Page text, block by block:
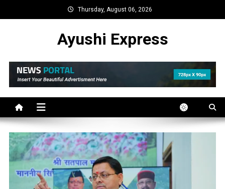
to
Thursday, August 06, 2026
Ayushi Express